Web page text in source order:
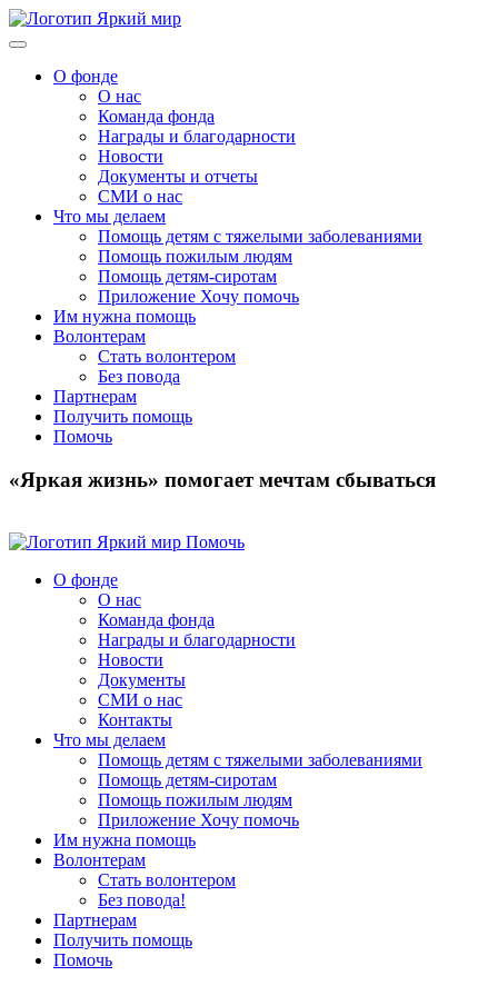
О фонде
О нас
Команда фонда
Награды и благодарности
Новости
Документы и отчеты
СМИ о нас
Что мы делаем
Помощь детям с тяжелыми заболеваниями
Помощь пожилым людям
Помощь детям-сиротам
Приложение Хочу помочь
Им нужна помощь
Волонтерам
Стать волонтером
Без повода
Партнерам
Получить помощь
Помочь
«Яркая жизнь» помогает мечтам сбываться
Помочь
О фонде
О нас
Команда фонда
Награды и благодарности
Новости
Документы
СМИ о нас
Контакты
Что мы делаем
Помощь детям с тяжелыми заболеваниями
Помощь детям-сиротам
Помощь пожилым людям
Приложение Хочу помочь
Им нужна помощь
Волонтерам
Стать волонтером
Без повода!
Партнерам
Получить помощь
Помочь